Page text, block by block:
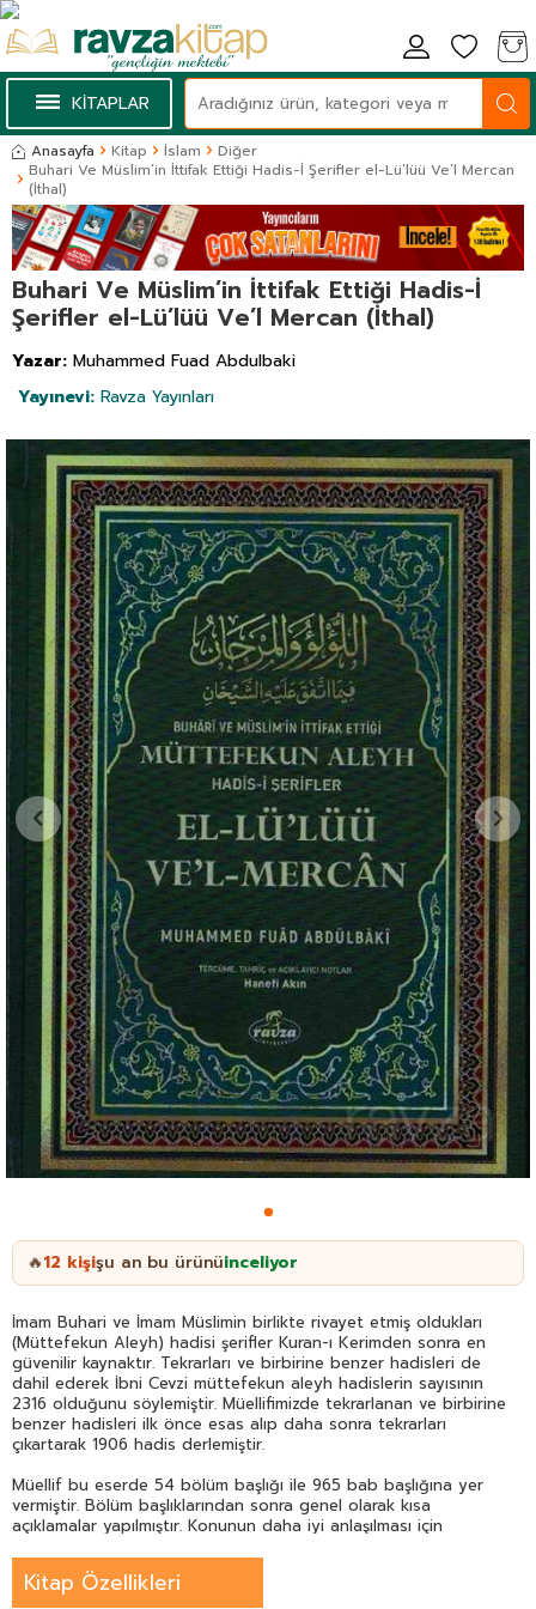
KİTAPLAR
Anasayfa Kitap İslam
Diğer
Buhari Ve Müslim’in İttifak Ettiği Hadis-İ Şerifler el-Lü’lüü Ve’l Mercan
(İthal)
Buhari Ve Müslim’in İttifak Ettiği Hadis-İ
Şerifler el-Lü’lüü Ve’l Mercan (İthal)
Yazar: Muhammed Fuad Abdulbaki
Yayınevi: Ravza Yayınları
🔥12 kişişu an bu ürünüinceliyor
İmam Buhari ve İmam Müslimin birlikte rivayet etmiş oldukları
(Müttefekun Aleyh) hadisi şerifler Kuran-ı Kerimden sonra en
güvenilir kaynaktır. Tekrarları ve birbirine benzer hadisleri de
dahil ederek İbni Cevzi müttefekun aleyh hadislerin sayısının
2316 olduğunu söylemiştir. Müellifimizde tekrarlanan ve birbirine
benzer hadisleri ilk önce esas alıp daha sonra tekrarları
çıkartarak 1906 hadis derlemiştir.
Müellif bu eserde 54 bölüm başlığı ile 965 bab başlığına yer
vermiştir. Bölüm başlıklarından sonra genel olarak kısa
açıklamalar yapılmıştır. Konunun daha iyi anlaşılması için
çalışmasında hadislerin tertip ve tasnifinde kullanımı
kolaylaştıran güzel bir yol takip etmiş aynı konudaki hadisleri bir
Kitap Özellikleri